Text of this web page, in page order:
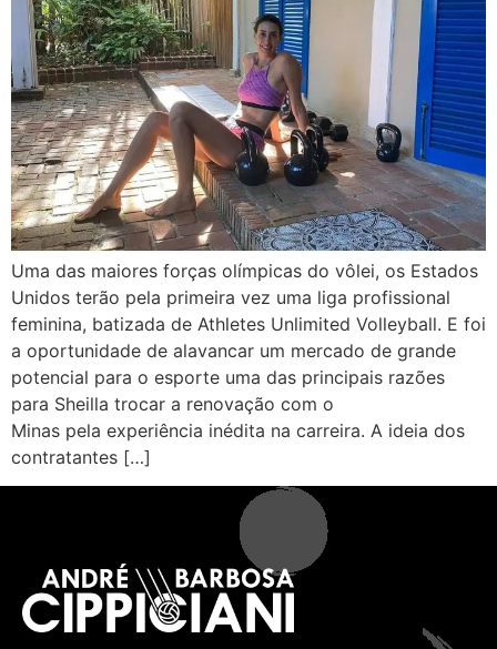
Uma das maiores forças olímpicas do vôlei, os Estados
Unidos terão pela primeira vez uma liga profissional
feminina, batizada de Athletes Unlimited Volleyball. E foi
a oportunidade de alavancar um mercado de grande
potencial para o esporte uma das principais razões
para Sheilla trocar a renovação com o
Minas pela experiência inédita na carreira. A ideia dos
contratantes […]